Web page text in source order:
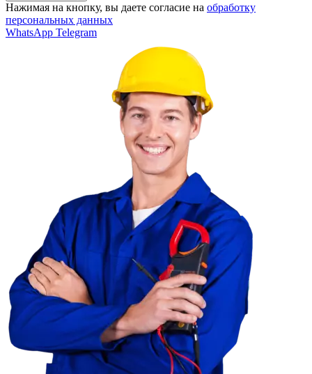
Нажимая на кнопку, вы даете согласие на обработку
персональных данных
WhatsApp Telegram